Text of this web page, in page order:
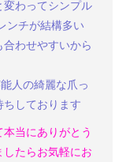
わってシンプル
ンチが結構多い
わせやすいから
人の綺麗な爪っ
ちしております
当にありがとう
たらお気軽にお